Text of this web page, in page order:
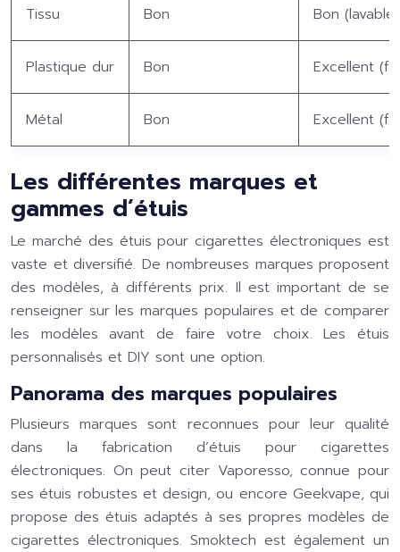
Tissu Bon Bon
Plastique dur Bon Excellent
Métal Bon Excellent
Les différentes marques et
gammes d’étuis
Le marché des étuis pour cigarettes électroniques est
vaste et diversifié. De nombreuses marques proposent
des modèles, à différents prix. Il est important de se
renseigner sur les marques populaires et de comparer
les modèles avant de faire votre choix. Les étuis
personnalisés et DIY sont une option.
Panorama des marques populaires
Plusieurs marques sont reconnues pour leur qualité
dans la fabrication d’étuis pour cigarettes
électroniques. On peut citer Vaporesso, connue pour
ses étuis robustes et design, ou encore Geekvape, qui
propose des étuis adaptés à ses propres modèles de
cigarettes électroniques. Smoktech est également un